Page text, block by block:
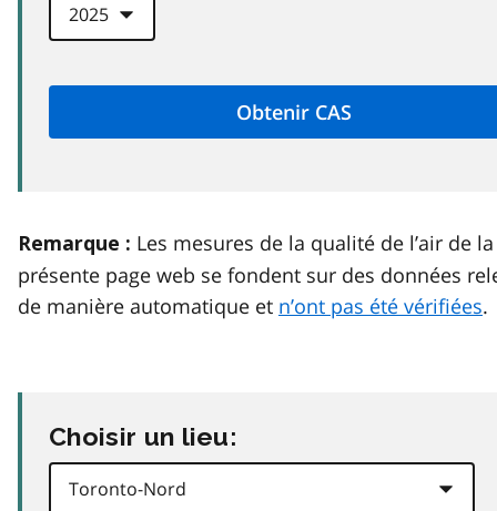
Remarque : Les mesures de la qualité de l’air de la
présente page web se fondent sur des données
de manière automatique et n’ont pas été vérifiées.
Choisir un lieu: